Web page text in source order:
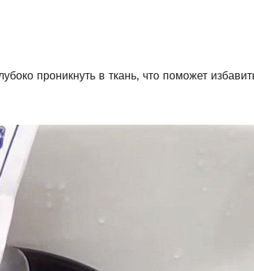
проникнуть в ткань, что поможет